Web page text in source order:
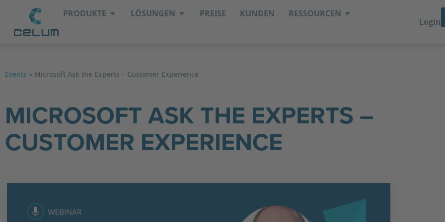
PRODUKTE LÖSUNGEN PREISE KUNDEN RESSOURCEN
Login
Events » Microsoft Ask the Experts – Customer Experience
MICROSOFT ASK THE EXPERTS –
CUSTOMER EXPERIENCE